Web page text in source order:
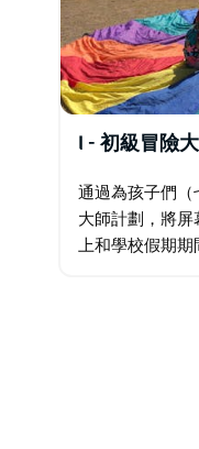
I - 初級冒險
通過為孩子們
大師計劃，將
上和學校假期